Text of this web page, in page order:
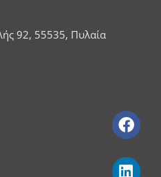
92, 55535, Πυλαία